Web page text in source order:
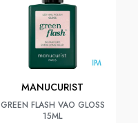
MANUCURIST
GREEN FLASH VAO GLOSS
15ML